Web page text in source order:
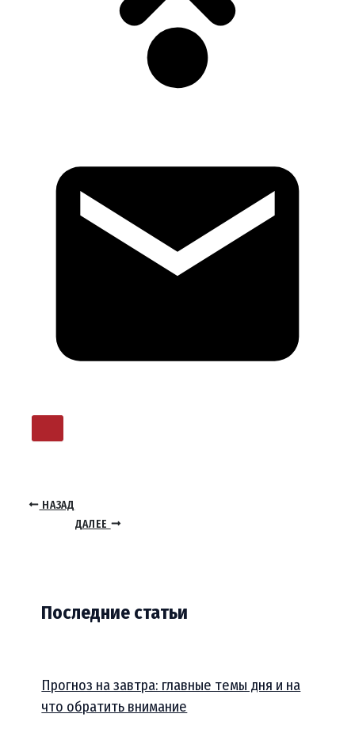
НАЗАД
ДАЛЕЕ
Последние статьи
Прогноз на завтра: главные темы дня и на
что обратить внимание